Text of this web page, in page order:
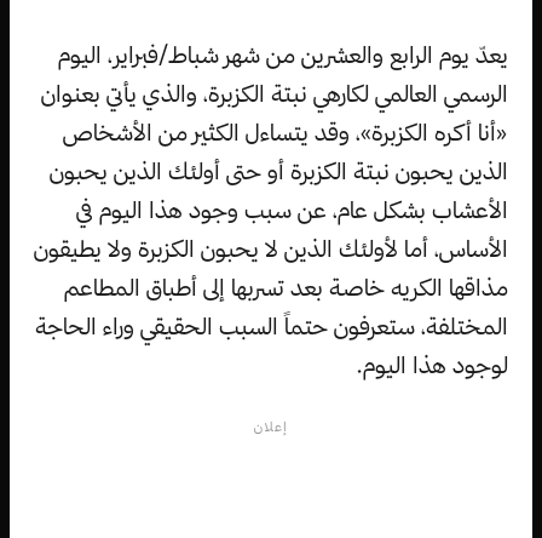
يعدّ يوم الرابع والعشرين من شهر شباط/فبراير، اليوم
الرسمي العالمي لكارهي نبتة الكزبرة، والذي يأتي بعنوان
«أنا أكره الكزبرة»، وقد يتساءل الكثير من الأشخاص
الذين يحبون نبتة الكزبرة أو حتى أولئك الذين يحبون
الأعشاب بشكل عام، عن سبب وجود هذا اليوم في
الأساس، أما لأولئك الذين لا يحبون الكزبرة ولا يطيقون
مذاقها الكريه خاصة بعد تسربها إلى أطباق المطاعم
المختلفة، ستعرفون حتماً السبب الحقيقي وراء الحاجة
لوجود هذا اليوم.
إعلان